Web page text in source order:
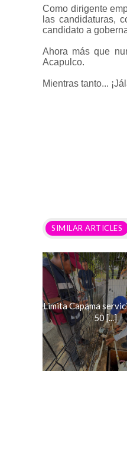
Como dirigente
las candidaturas,
candidato a
Ahora más que
Acapulco.
Mientras tanto...
SIMILAR ARTICLES
Limita Capama
50 [...]